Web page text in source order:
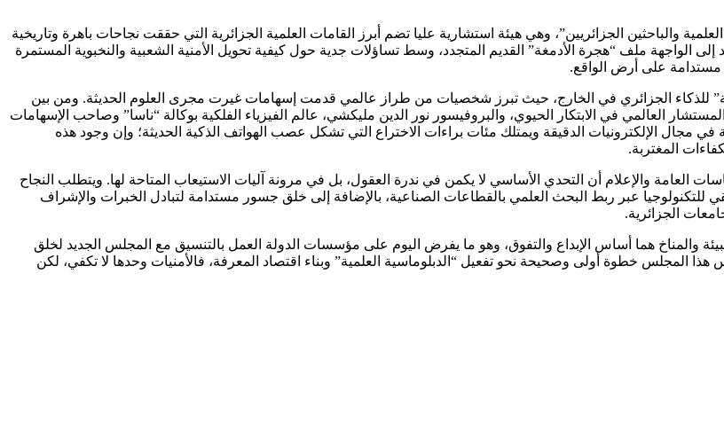
والباحثين الجزائريين”، وهي هيئة استشارية عليا تضم أبرز القامات العلمية الجزائرية التي حققت نجاحات باهرة وتاريخية
إلى الواجهة ملف “هجرة الأدمغة” القديم المتجدد، وسط تساؤلات جدية حول كيفية تحويل الأمنية الشعبية والنخبوية المستمرة
مستدامة على أرض الواقع.
للذكاء الجزائري في الخارج، حيث تبرز شخصيات من طراز عالمي قدمت إسهامات غيرت مجرى العلوم الحديثة. ومن بين
العالمي في الابتكار الحيوي، والبروفيسور نور الدين مليكشي، عالم الفيزياء الفلكية بوكالة “ناسا” وصاحب الإسهامات
مجال الإلكترونيات الدقيقة ويمتلك مئات براءات الاختراع التي تشكل عصب الهواتف الذكية الحديثة؛ وإن وجود هذه
المغتربة.
والإعلام أن التحدي الأساسي لا يكمن في ندرة العقول، بل في مرونة آليات الاستيعاب المتاحة لها. ويتطلب النجاح
للتكنولوجيا عبر ربط البحث العلمي بالقطاعات الصناعية، بالإضافة إلى خلق جسور مستدامة لتبادل الخبرات والإشراف
الجزائرية.
والمناخ هما أساس الإبداع والتفوق، وهو ما يفرض اليوم على مؤسسات الدولة العمل بالتنسيق مع المجلس الجديد لخلق
المجلس خطوة أولى وصحيحة نحو تفعيل “الدبلوماسية العلمية” وبناء اقتصاد المعرفة، فالأمنيات وحدها لا تكفي، لكن